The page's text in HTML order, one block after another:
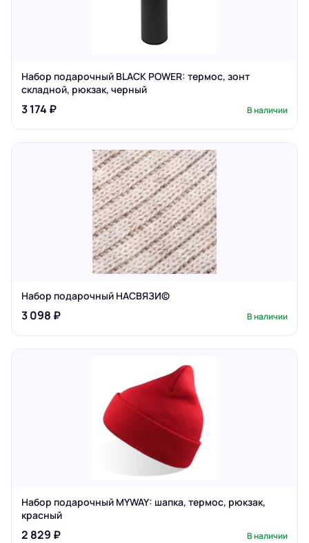
Набор подарочный BLACK POWER: термос, зонт
складной, рюкзак, черный
3 174 ₽ В наличии
Набор подарочный НАСВЯЗИ©
3 098 ₽ В наличии
Набор подарочный MYWAY: шапка, термос, рюкзак,
красный
2 829 ₽ В наличии